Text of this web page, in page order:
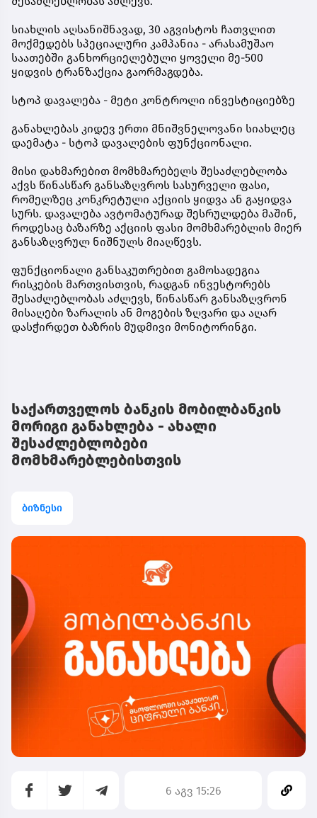
სიახლის აღსანიშნავად, 30 აგვისტოს ჩათვლით
მოქმედებს სპეციალური კამპანია - არასამუშაო
საათებში განხორციელებული ყოველი მე-500
ყიდვის ტრანზაქცია გაორმაგდება.
სტოპ დავალება - მეტი კონტროლი ინვესტიციებზე
განახლებას კიდევ ერთი მნიშვნელოვანი სიახლეც
დაემატა - სტოპ დავალების ფუნქციონალი.
მისი დახმარებით მომხმარებელს შესაძლებლობა
აქვს წინასწარ განსაზღვროს სასურველი ფასი,
რომელზეც კონკრეტული აქციის ყიდვა ან გაყიდვა
სურს. დავალება ავტომატურად შესრულდება მაშინ,
როდესაც ბაზარზე აქციის ფასი მომხმარებლის მიერ
განსაზღვრულ ნიშნულს მიაღწევს.
ფუნქციონალი განსაკუთრებით გამოსადეგია
რისკების მართვისთვის, რადგან ინვესტორებს
შესაძლებლობას აძლევს, წინასწარ განსაზღვრონ
მისაღები ზარალის ან მოგების ზღვარი და აღარ
დასჭირდეთ ბაზრის მუდმივი მონიტორინგი.
საქართველოს ბანკის მობილბანკის
მორიგი განახლება - ახალი
შესაძლებლობები
მომხმარებლებისთვის
ბიზნესი
6 აგვ 15:26